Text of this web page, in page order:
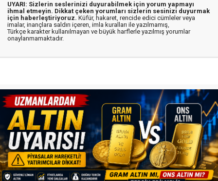
UYARI: Sizlerin seslerinizi duyurabilmek için yorum yapmayı
ihmal etmeyin. Dikkat çeken yorumları sizlerin sesinizi duyurmak
için haberleştiriyoruz. Küfür, hakaret, rencide edici cümleler veya
imalar, inançlara saldırı içeren, imla kuralları ile yazılmamış,
Türkçe karakter kullanılmayan ve büyük harflerle yazılmış yorumlar
onaylanmamaktadır.